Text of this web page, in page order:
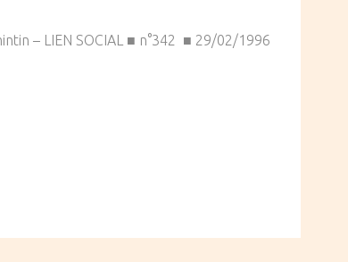
– LIEN SOCIAL ■ n°342 ■ 29/02/1996